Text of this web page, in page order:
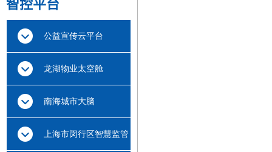
公益宣传云平台
龙湖物业太空舱
南海城市大脑
上海市闵行区智慧监管